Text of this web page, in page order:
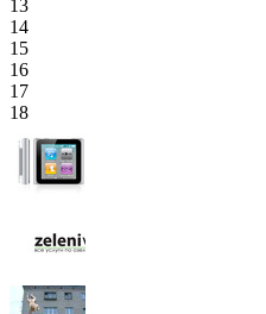
13
14
15
16
17
18